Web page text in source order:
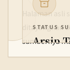
Halaman asli
ditayangkan
sumbernya
STATUS
Arsip